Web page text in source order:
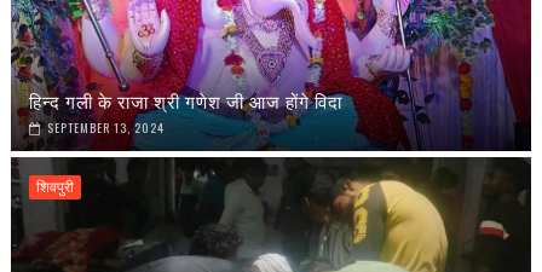
हिन्द गली के राजा श्री गणेश जी आज होंगे विदा
SEPTEMBER 13, 2024
शिवपुरी